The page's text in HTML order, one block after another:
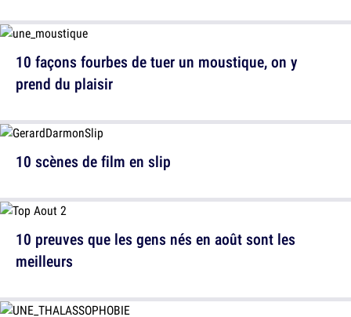
10 façons fourbes de tuer un moustique, on y
prend du plaisir
10 preuves que les gens nés en août sont les
meilleurs
10 scènes de film en slip